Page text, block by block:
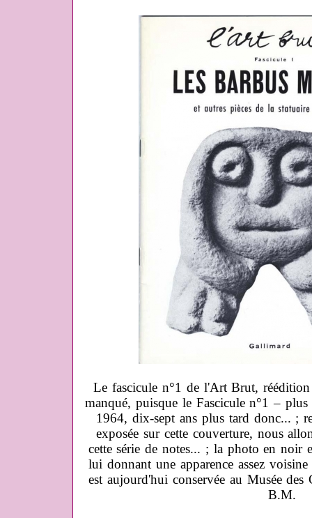
Le fascicule n°1 de l'Art Brut,
manqué, puisque le Fascicule n°1 –
1964, dix-sept ans plus tard donc... ;
exposée sur cette couverture, nous
cette série de notes... ; la photo en noir
lui donnant une apparence assez
est aujourd'hui conservée au Musée
B.M.